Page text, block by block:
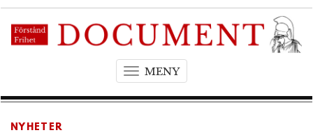
MENYT
g
NYHETER